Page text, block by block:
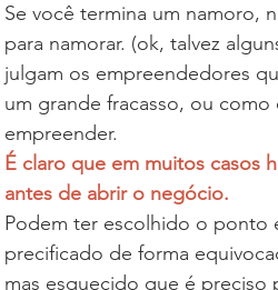
Se você termina um namoro,
para namorar. (ok, talvez
julgam os empreendedores
um grande fracasso, ou
empreender.
É claro que em muitos casos
antes de abrir o negócio.
Podem ter escolhido o ponto
precificado de forma
mas esquecido que é preciso